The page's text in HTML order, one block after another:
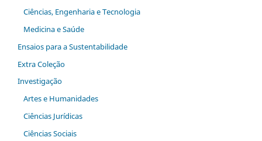
Ciências, Engenharia e Tecnologia
Medicina e Saúde
Ensaios para a Sustentabilidade
Extra Coleção
Investigação
Artes e Humanidades
Ciências Jurídicas
Ciências Sociais